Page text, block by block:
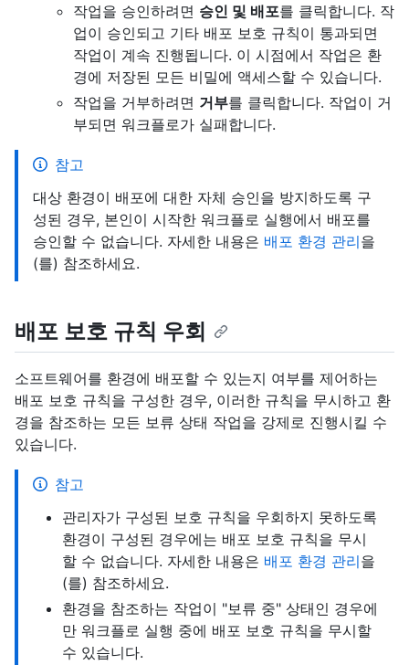
작업을 승인하려면 승인 및 배포를 클릭합니다. 작
업이 승인되고 기타 배포 보호 규칙이 통과되면
작업이 계속 진행됩니다. 이 시점에서 작업은 환
경에 저장된 모든 비밀에 액세스할 수 있습니다.
작업을 거부하려면 거부를 클릭합니다. 작업이 거
부되면 워크플로가 실패합니다.
참고
대상 환경이 배포에 대한 자체 승인을 방지하도록 구
성된 경우, 본인이 시작한 워크플로 실행에서 배포를
승인할 수 없습니다. 자세한 내용은 배포 환경 관리을
(를) 참조하세요.
배포 보호 규칙 우회
소프트웨어를 환경에 배포할 수 있는지 여부를 제어하는
배포 보호 규칙을 구성한 경우, 이러한 규칙을 무시하고 환
경을 참조하는 모든 보류 상태 작업을 강제로 진행시킬 수
있습니다.
참고
관리자가 구성된 보호 규칙을 우회하지 못하도록
환경이 구성된 경우에는 배포 보호 규칙을 무시
할 수 없습니다. 자세한 내용은 배포 환경 관리을
(를) 참조하세요.
환경을 참조하는 작업이 "보류 중" 상태인 경우에
만 워크플로 실행 중에 배포 보호 규칙을 무시할
수 있습니다.